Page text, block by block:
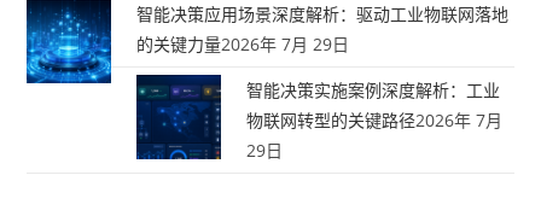
智能决策应用场景深度解析：驱动工业物联网落地
的关键力量2026年 7月 29日
智能决策实施案例深度解析：工业
物联网转型的关键路径2026年 7月
29日